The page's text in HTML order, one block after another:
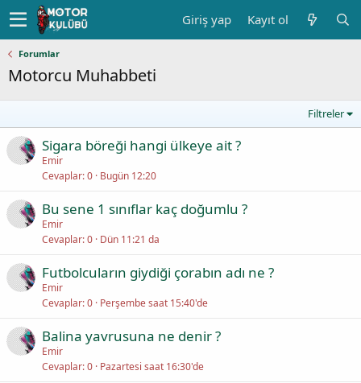
Giriş yap Kayıt ol
Forumlar
Motorcu Muhabbeti
Filtreler
Sigara böreği hangi ülkeye ait ?
Emir
Cevaplar 0 Bugün 12:20
Bu sene 1 sınıflar kaç doğumlu ?
Emir
Cevaplar 0 Dün 11:21 da
Futbolcuların giydiği çorabın adı ne ?
Emir
Cevaplar 0 Perşembe saat 15:40'de
Balina yavrusuna ne denir ?
Emir
Cevaplar 0 Pazartesi saat 16:30'de